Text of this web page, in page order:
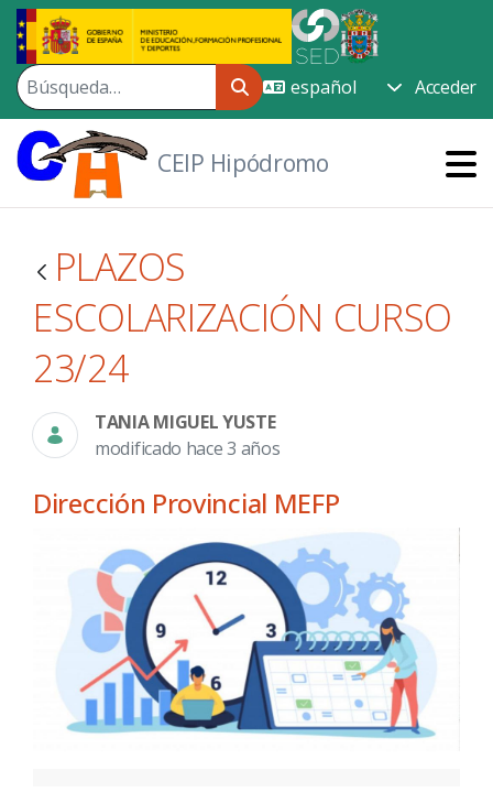
Saltar al contenido principal
Acceder
CEIP Hipódromo
PLAZOS
ESCOLARIZACIÓN CURSO
23/24
TANIA MIGUEL YUSTE
modificado hace 3 años
Dirección Provincial MEFP